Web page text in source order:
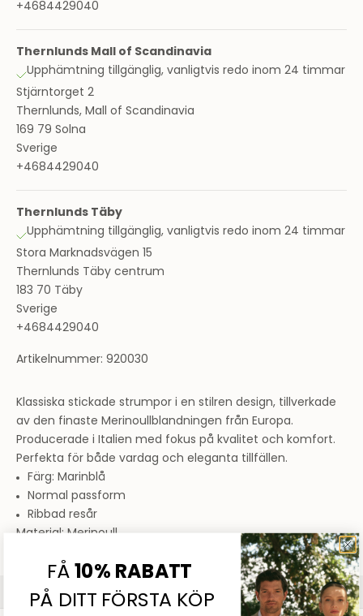
+4684429040
Thernlunds Mall of Scandinavia
Upphämtning tillgänglig, vanligtvis redo inom 24 timmar
Stjärntorget 2
Thernlunds, Mall of Scandinavia
169 79 Solna
Sverige
+4684429040
Thernlunds Täby
Upphämtning tillgänglig, vanligtvis redo inom 24 timmar
Stora Marknadsvägen 15
Thernlunds Täby centrum
183 70 Täby
Sverige
+4684429040
Artikelnummer: 920030
Klassiska stickade strumpor i en stilren design, tillverkade
av den finaste Merinoullblandningen från Europa.
Producerade i Italien med fokus på kvalitet och komfort.
Perfekta för både vardag och eleganta tillfällen.
Färg: Marinblå
Normal passform
Ribbad resår
Material: Merinoull
SHOPPA HERR
FÅ10% RABATT
PÅ DITT FÖRSTA KÖP